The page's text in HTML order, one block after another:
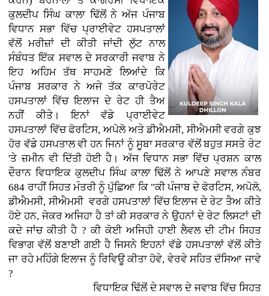
ਕੁਲਦੀਪ ਸਿੰਘ ਕਾਲਾ ਢਿੱਲੋਂ ਨੇ ਅੱਜ ਪੰਜਾਬ
ਵਿਧਾਨ ਸਭਾ ਵਿੱਚ ਪ੍ਰਾਈਵੇਟ ਹਸਪਤਾਲਾਂ
ਵੱਲੋਂ ਮਰੀਜ਼ਾਂ ਦੀ ਕੀਤੀ ਜਾਂਦੀ ਲੁੱਟ ਨਾਲ
ਸੰਬੰਧਤ ਇੱਕ ਸਵਾਲ ਦੇ ਸਰਕਾਰੀ ਜਵਾਬ ਨੇ
ਇਹ ਅਹਿਮ ਤੱਥ ਸਾਹਮਣੇ ਲਿਆਂਦੇ ਕਿ
ਪੰਜਾਬ ਸਰਕਾਰ ਨੇ ਅਜੇ ਤੱਕ ਕਾਰਪੋਰੇਟ
ਹਸਪਤਾਲਾਂ ਵਿੱਚ ਇਲਾਜ ਦੇ ਰੇਟ ਹੀ ਤੈਅ
ਨਹੀਂ ਕੀਤੇ। ਇਨਾਂ ਵੱਡੇ ਪ੍ਰਾਈਵੇਟ
ਹਸਪਤਾਲਾਂ ਵਿੱਚ ਫੋਰਟਿਸ, ਅਪੋਲੋ ਅਤੇ ਡੀਐਮਸੀ, ਸੀਐਮਸੀ ਵਰਗੇ ਕੁਝ
ਹੋਰ ਵੱਡੇ ਹਸਪਤਾਲ ਵੀ ਹਨ ਜਿਨਾਂ ਨੂੰ ਸੂਬਾ ਸਰਕਾਰ ਵੱਲੋਂ ਬਹੁਤ ਸਸਤੇ ਰੇਟ
'ਤੇ ਜ਼ਮੀਨ ਵੀ ਦਿੱਤੀ ਹੋਈ ਹੈ। ਅੱਜ ਵਿਧਾਨ ਸਭਾ ਵਿੱਚ ਪ੍ਰਸ਼ਨ ਕਾਲ
ਦੌਰਾਨ ਵਿਧਾਇਕ ਕੁਲਦੀਪ ਸਿੰਘ ਕਾਲਾ ਢਿੱਲੋਂ ਨੇ ਆਪਣੇ ਸਵਾਲ ਨੰਬਰ
684 ਰਾਹੀਂ ਸਿਹਤ ਮੰਤਰੀ ਨੂੰ ਪੁੱਛਿਆ ਕਿ "ਕੀ ਪੰਜਾਬ ਦੇ ਫੋਰਟਿਸ, ਅਪੋਲੋ,
ਡੀਐਮਸੀ, ਸੀਐਮਸੀ ਵਰਗੇ ਹਸਪਤਾਲਾਂ ਵਿੱਚ ਇਲਾਜ ਦੇ ਰੇਟ ਤੈਅ ਕੀਤੇ
ਹੋਏ ਹਨ, ਜੇਕਰ ਅਜਿਹਾ ਹੈ ਤਾਂ ਕੀ ਸਰਕਾਰ ਨੇ ਉਹਨਾਂ ਦੇ ਰੇਟ ਲਿਸਟਾਂ ਦੀ
ਕਦੇ ਜਾਂਚ ਕੀਤੀ ਹੈ ? ਕੀ ਕੋਈ ਅਜਿਹੀ ਹਾਈ ਲੈਵਲ ਦੀ ਟੀਮ ਸਿਹਤ
ਵਿਭਾਗ ਵੱਲੋਂ ਬਣਾਈ ਗਈ ਹੈ ਜਿਸਨੇ ਇਹਨਾਂ ਵੱਡੇ ਹਸਪਤਾਲਾਂ ਵੱਲੋਂ ਕੀਤੇ
ਜਾ ਰਹੇ ਮਹਿੰਗੇ ਇਲਾਜ ਨੂੰ ਰਿਵਿਊ ਕੀਤਾ ਹੋਵੇ, ਵੇਰਵੇ ਸਹਿਤ ਦੱਸਿਆ ਜਾਵੇ
?
ਵਿਧਾਇਕ ਢਿੱਲੋਂ ਦੇ ਸਵਾਲ ਦੇ ਜਵਾਬ ਵਿੱਚ ਸਿਹਤ